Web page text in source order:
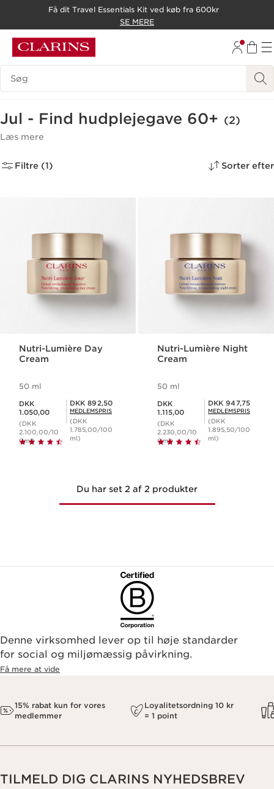
GÅ TIL BUND
Få dit Travel Essentials Kit ved køb fra 600kr
SE MERE
Søgevindue
Jul - Find hudplejegave 60+ (2)
Læs mere
Filtre (1) Sorter efter
Nutri-Lumière Day
Cream
50 ml
DKK
1.050,00
(DKK
2.100,00/10
0ml)
Medlemspris DKK 892,50
DKK 892,50
MEDLEMSPRIS
(DKK
1.785,00/100
ml)
Nutri-Lumière Night
Cream
50 ml
DKK
1.115,00
(DKK
2.230,00/10
0ml)
Medlemspris DKK 947,75
DKK 947,75
MEDLEMSPRIS
(DKK
1.895,50/100
ml)
Du har set 2 af 2 produkter
Denne virksomhed lever op til høje standarder
for social og miljømæssig påvirkning.
Få mere at vide
15% rabat kun for vores
medlemmer
Loyalitetsordning 10 kr
= 1 point
TILMELD DIG CLARINS NYHEDSBREV